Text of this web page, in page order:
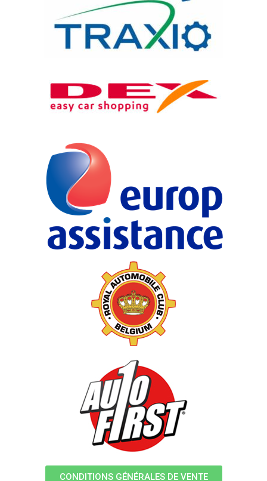
CONDITIONS GÉNÉRALES DE VENTE